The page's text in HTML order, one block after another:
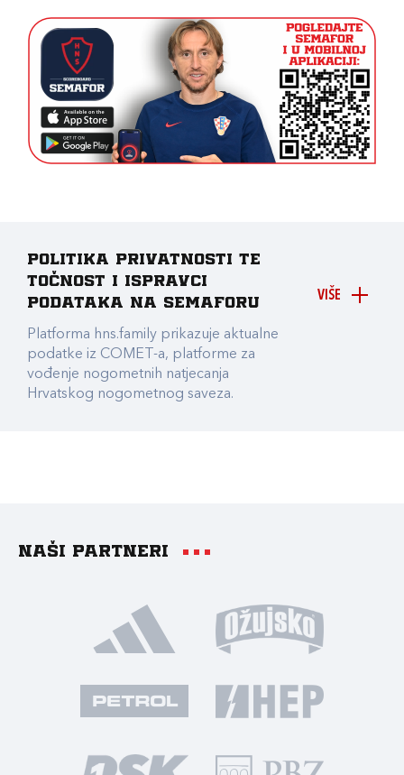
VIŠE
Politika privatnosti te
točnost i ispravci
podataka na Semaforu
Platforma hns.family prikazuje aktualne
podatke iz COMET-a, platforme za
vođenje nogometnih natjecanja
Hrvatskog nogometnog saveza.
Naši partneri